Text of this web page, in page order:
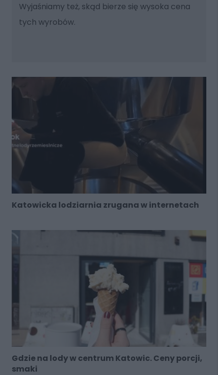
Wyjaśniamy też, skąd bierze się wysoka cena
tych wyrobów.
Katowicka lodziarnia zrugana w internetach
Gdzie na lody w centrum Katowic. Ceny porcji,
smaki